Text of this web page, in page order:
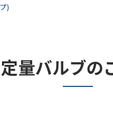
)
定量バルブの